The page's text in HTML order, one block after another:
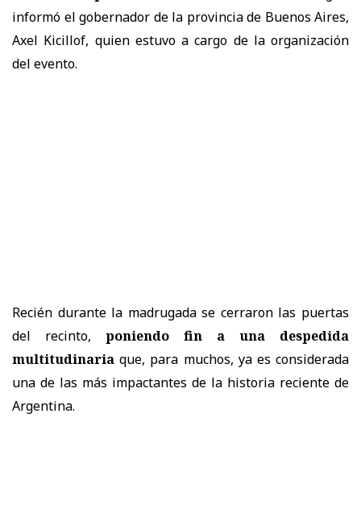
informó el gobernador de la provincia de Buenos Aires,
Axel Kicillof, quien estuvo a cargo de la organización
del evento.
Recién durante la madrugada se cerraron las puertas
del recinto, poniendo fin a una despedida
multitudinaria que, para muchos, ya es considerada
una de las más impactantes de la historia reciente de
Argentina.